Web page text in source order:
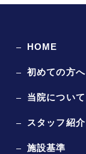
HOME
初めての方へ
当院について
スタッフ紹介
施設基準